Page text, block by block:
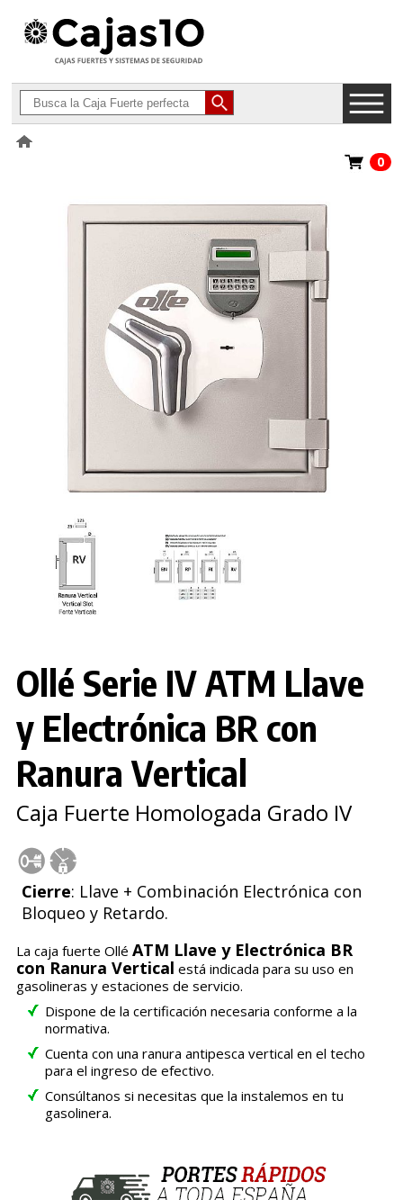
Ollé Serie IV ATM Llave
0
Ollé Serie IV ATM Llave
y Electrónica BR con
Ranura Vertical
Caja Fuerte Homologada Grado IV
Cierre: Llave + Combinación Electrónica con
Bloqueo y Retardo.
La caja fuerte Ollé ATM Llave y Electrónica BR
con Ranura Vertical está indicada para su uso en
gasolineras y estaciones de servicio.
Dispone de la certificación necesaria conforme a la
normativa.
Cuenta con una ranura antipesca vertical en el techo
para el ingreso de efectivo.
Consúltanos si necesitas que la instalemos en tu
gasolinera.